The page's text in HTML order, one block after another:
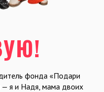
фонда «Подари
я и Надя, мама двоих